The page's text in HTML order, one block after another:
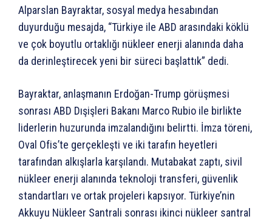
Alparslan Bayraktar, sosyal medya hesabından
duyurduğu mesajda, “Türkiye ile ABD arasındaki köklü
ve çok boyutlu ortaklığı nükleer enerji alanında daha
da derinleştirecek yeni bir süreci başlattık” dedi.
Bayraktar, anlaşmanın Erdoğan-Trump görüşmesi
sonrası ABD Dışişleri Bakanı Marco Rubio ile birlikte
liderlerin huzurunda imzalandığını belirtti. İmza töreni,
Oval Ofis’te gerçekleşti ve iki tarafın heyetleri
tarafından alkışlarla karşılandı. Mutabakat zaptı, sivil
nükleer enerji alanında teknoloji transferi, güvenlik
standartları ve ortak projeleri kapsıyor. Türkiye’nin
Akkuyu Nükleer Santrali sonrası ikinci nükleer santral